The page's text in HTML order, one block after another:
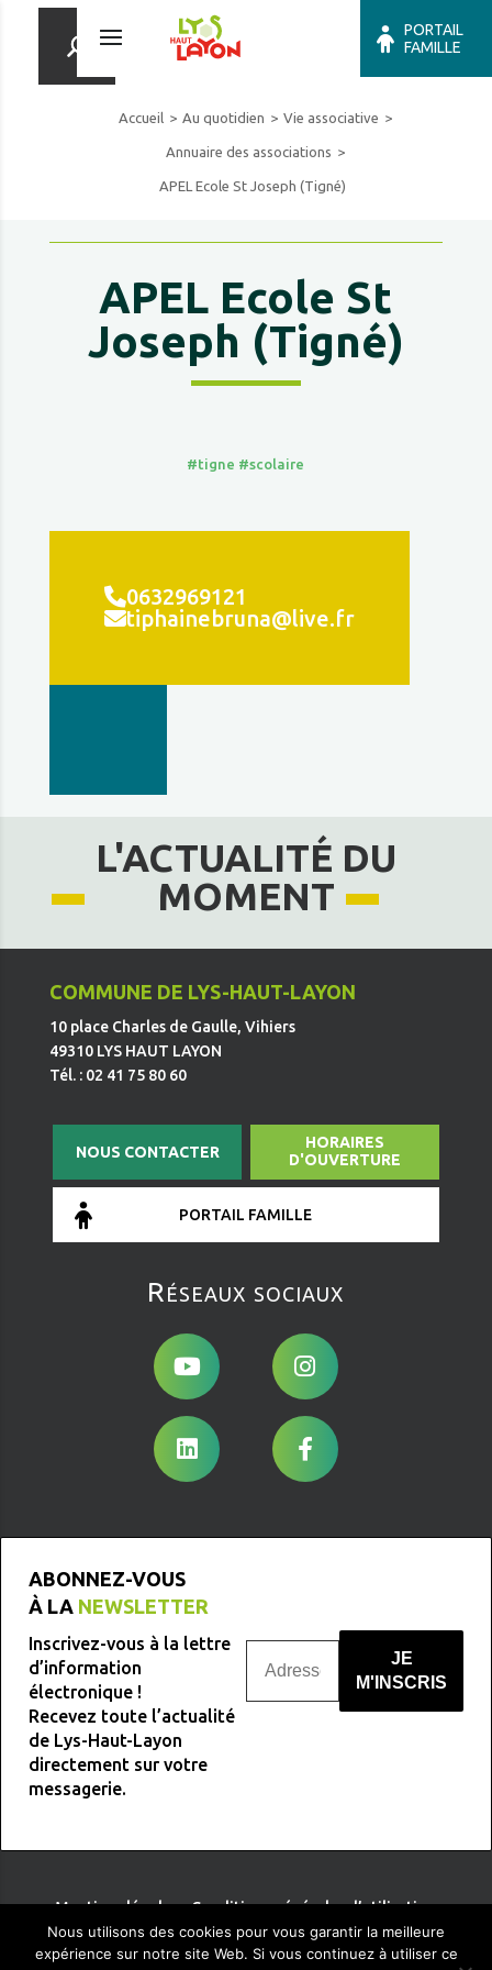
PORTAIL
FAMILLE
Accueil Au quotidien Vie associative
Annuaire des associations
APEL Ecole St Joseph (Tigné)
APEL Ecole St
Joseph (Tigné)
#tigne #scolaire
0632969121
tiphainebruna@live.fr
L'ACTUALITÉ DU
MOMENT
COMMUNE DE LYS-HAUT-LAYON
10 place Charles de Gaulle, Vihiers
49310 LYS HAUT LAYON
Tél. : 02 41 75 80 60
NOUS CONTACTER
HORAIRES
D'OUVERTURE
PORTAIL FAMILLE
Réseaux sociaux
ABONNEZ-VOUS
À LA NEWSLETTER
Inscrivez-vous à la lettre
d’information
électronique !
Recevez toute l’actualité
de Lys-Haut-Layon
directement sur votre
messagerie.
Mentions légales-Conditions générales d’utilisation
Nous utilisons des cookies pour vous garantir la meilleure
expérience sur notre site Web. Si vous continuez à utiliser ce